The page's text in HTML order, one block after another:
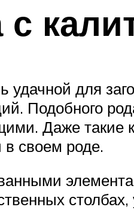
удачной для
Подобного
Даже такие
своем роде.